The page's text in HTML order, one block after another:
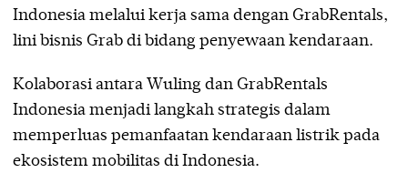
Indonesia melalui kerja sama dengan GrabRentals,
lini bisnis Grab di bidang penyewaan kendaraan.
Kolaborasi antara Wuling dan GrabRentals
Indonesia menjadi langkah strategis dalam
memperluas pemanfaatan kendaraan listrik pada
ekosistem mobilitas di Indonesia.